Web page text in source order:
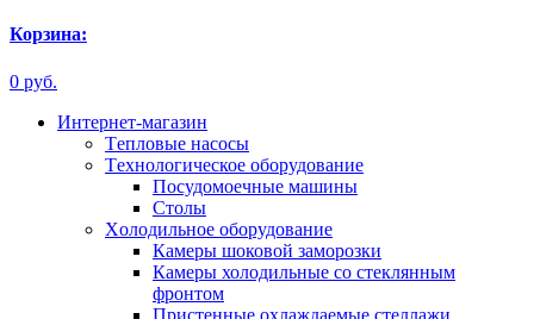
Корзина:
0 руб.
Интернет-магазин
Tепловые насосы
Tехнологическое оборудование
Посудомоечные машины
Столы
Xолодильное оборудование
Камеры шоковой заморозки
Камеры холодильные со стеклянным
фронтом
Пристенные охлаждаемые стеллажи